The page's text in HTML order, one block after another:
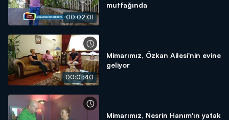
00:02:01
mutfağında
00:01:40
Mimarımız, Özkan Ailesi'nin evine
geliyor
Mimarımız, Nesrin Hanım'ın yatak